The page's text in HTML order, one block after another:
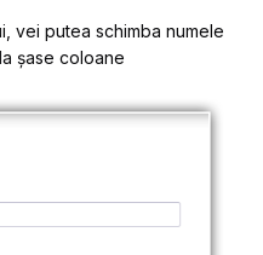
vei putea schimba numele
șase coloane